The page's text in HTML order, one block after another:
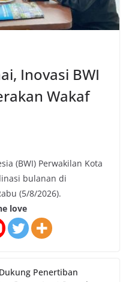
Inovasi BWI
Wakaf
(BWI) Perwakilan Kota
bulanan di
(5/8/2026).
love
Penertiban